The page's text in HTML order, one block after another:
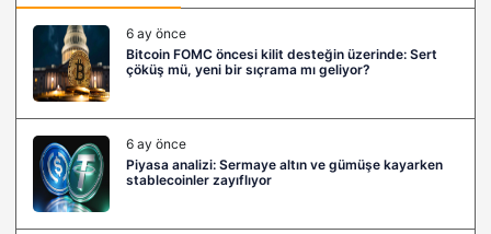
6 ay önce
Bitcoin FOMC öncesi kilit desteğin üzerinde: Sert
çöküş mü, yeni bir sıçrama mı geliyor?
6 ay önce
Piyasa analizi: Sermaye altın ve gümüşe kayarken
stablecoinler zayıflıyor